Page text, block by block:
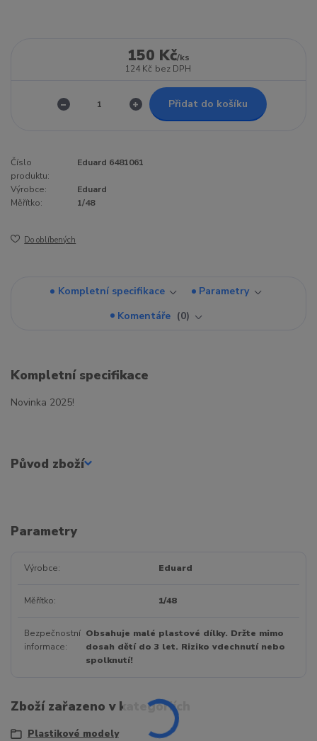
150 Kč/ks
124 Kč bez DPH
Přidat do košíku
Číslo
produktu:
Eduard 6481061
Výrobce:
Eduard
Měřítko:
1/48
Do oblíbených
Kompletní specifikace
Parametry
Komentáře
0
Kompletní specifikace
Novinka 2025!
Původ zboží
Parametry
Výrobce Eduard
Měřítko 1/48
Bezpečnostní
informace
Obsahuje malé plastové dílky. Držte mimo
dosah dětí do 3 let. Riziko vdechnutí nebo
spolknutí!
Zboží zařazeno v kategoriích
Plastikové modely